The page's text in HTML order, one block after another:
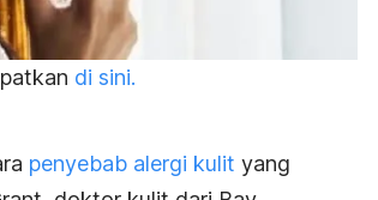
di sini.
penyebab alergi kulit yang